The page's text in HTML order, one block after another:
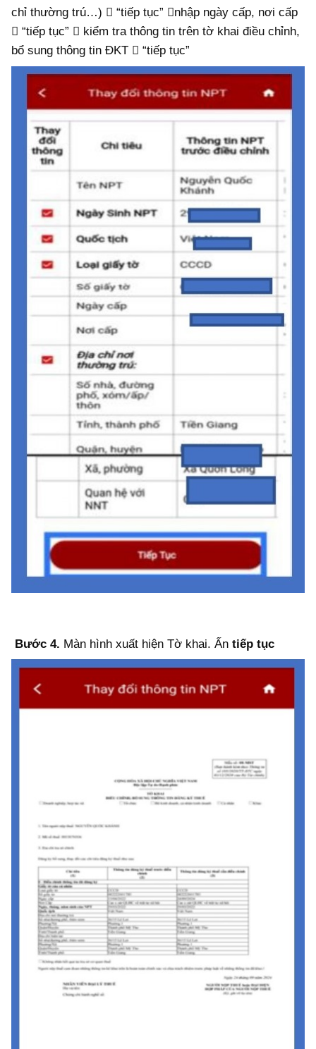
chỉ thường trú…)  “tiếp tục” nhập ngày cấp, nơi cấp
 “tiếp tục”  kiểm tra thông tin trên tờ khai điều chỉnh,
bổ sung thông tin ĐKT  “tiếp tục”
Bước 4. Màn hình xuất hiện Tờ khai. Ấn tiếp tục